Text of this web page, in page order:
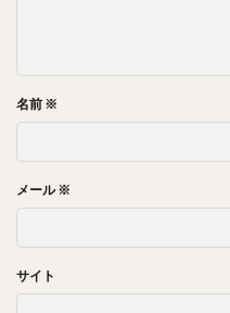
名前 ※
メール※
サイト